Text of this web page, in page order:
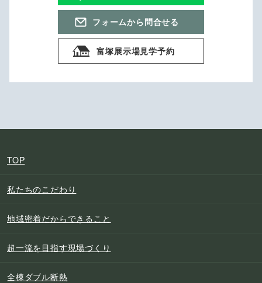
フォームから問合せる
富塚展示場見学予約
TOP
私たちのこだわり
地域密着だからできること
超一流を目指す現場づくり
全棟ダブル断熱